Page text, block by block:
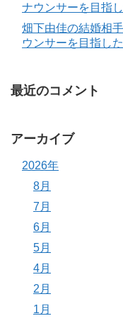
ナウンサーを目指
畑下由佳の結婚相
ウンサーを目指し
最近のコメント
アーカイブ
2026年
8月
7月
6月
5月
4月
2月
1月